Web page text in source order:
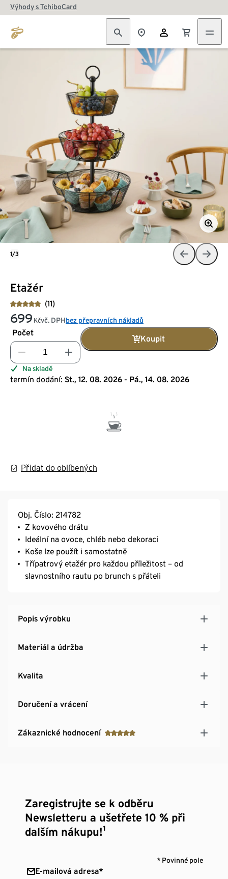
Výhody s TchiboCard
Etažér
(11)
699 Kčvč. DPHbez přepravních nákladů
Počet
Koupit
Na skladě
termín dodání: St., 12. 08. 2026 - Pá., 14. 08. 2026
Přidat do oblíbených
1/3
Obj. Číslo: 214782
Z kovového drátu
Ideální na ovoce, chléb nebo dekoraci
Koše lze použít i samostatně
Třípatrový etažér pro každou příležitost – od
slavnostního rautu po brunch s přáteli
Popis výrobku
Materiál a údržba
Kvalita
Doručení a vrácení
Zákaznické hodnocení
Zaregistrujte se k odběru
Newsletteru a ušetřete 10 % při
dalším nákupu!¹
* Povinné pole
E-mailová adresa*